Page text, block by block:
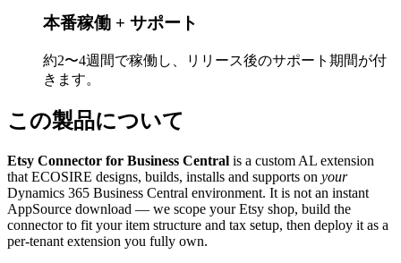
本番稼働 + サポート
約2〜4週間で稼働し、リリース後のサポート期間が付
きます。
この製品について
Etsy Connector for Business Central is a custom AL extension
that ECOSIRE designs, builds, installs and supports on your
Dynamics 365 Business Central environment. It is not an instant
AppSource download — we scope your Etsy shop, build the
connector to fit your item structure and tax setup, then deploy it as a
per-tenant extension you fully own.